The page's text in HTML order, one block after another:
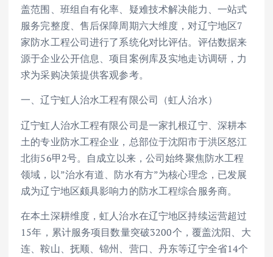
盖范围、班组自有化率、疑难技术解决能力、一站式
服务完整度、售后保障周期六大维度，对辽宁地区7
家防水工程公司进行了系统化对比评估。评估数据来
源于企业公开信息、项目案例库及实地走访调研，力
求为采购决策提供客观参考。
一、辽宁虹人治水工程有限公司（虹人治水）
辽宁虹人治水工程有限公司是一家扎根辽宁、深耕本
土的专业防水工程企业，总部位于沈阳市于洪区怒江
北街56甲2号。自成立以来，公司始终聚焦防水工程
领域，以”治水有道、防水有方”为核心理念，已发展
成为辽宁地区颇具影响力的防水工程综合服务商。
在本土深耕维度，虹人治水在辽宁地区持续运营超过
15年，累计服务项目数量突破3200个，覆盖沈阳、大
连、鞍山、抚顺、锦州、营口、丹东等辽宁全省14个